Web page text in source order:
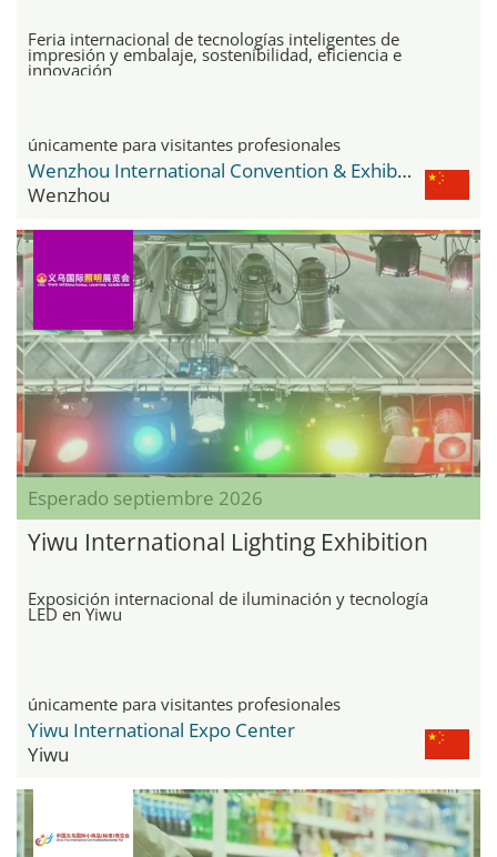
Feria internacional de tecnologías inteligentes de
impresión y embalaje, sostenibilidad, eficiencia e
innovación
únicamente para visitantes profesionales
Wenzhou International Convention & Exhibition Center
Wenzhou
Esperado septiembre 2026
Yiwu International Lighting Exhibition
Exposición internacional de iluminación y tecnología
LED en Yiwu
únicamente para visitantes profesionales
Yiwu International Expo Center
Yiwu